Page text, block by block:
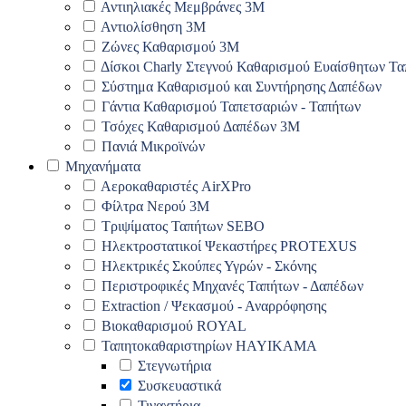
Αντιηλιακές Μεμβράνες 3Μ
Αντιολίσθηση 3Μ
Ζώνες Καθαρισμού 3Μ
Δίσκοι Charly Στεγνού Καθαρισμού Ευαίσθητων
Σύστημα Καθαρισμού και Συντήρησης Δαπέδων
Γάντια Καθαρισμού Ταπετσαριών - Ταπήτων
Τσόχες Καθαρισμού Δαπέδων 3Μ
Πανιά Μικροϊνών
Μηχανήματα
Αεροκαθαριστές AirXPro
Φίλτρα Νερού 3M
Τριψίματος Ταπήτων SEBO
Ηλεκτροστατικοί Ψεκαστήρες PROTEXUS
Ηλεκτρικές Σκούπες Υγρών - Σκόνης
Περιστροφικές Μηχανές Ταπήτων - Δαπέδων
Extraction / Ψεκασμού - Αναρρόφησης
Βιοκαθαρισμού ROYAL
Ταπητοκαθαριστηρίων HAYIKAMA
Στεγνωτήρια
Συσκευαστικά